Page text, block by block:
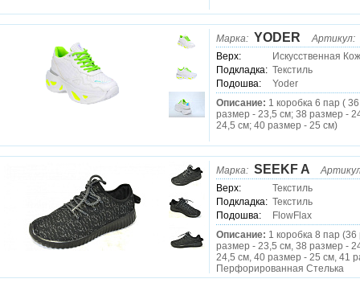
Марка: YODER
Артикул:
Верх:
Искусственная
Подкладка: Текстиль
Подошва:
Yoder
Описание: 1 коробка 6 пар (
размер - 23,5 см; 38 размер -
24,5 см; 40 размер - 25 см)
Марка: SEEKF A
Верх:
Текстиль
Подкладка: Текстиль
Подошва:
FlowFlax
Описание: 1 коробка 8 пар
размер - 23,5 см, 38 размер -
24,5 см, 40 размер - 25 см, 41
Перфорированная Стелька